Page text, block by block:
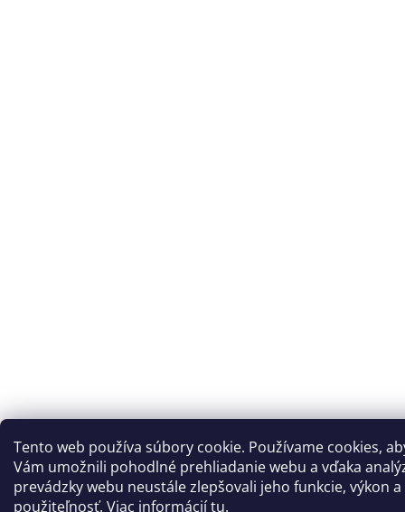
Tento web používa súbory cookie. Používame cookies,
Vám umožnili pohodlné prehliadanie webu a vďaka
prevádzky webu neustále zlepšovali jeho funkcie, výkon a
použiteľnosť. Viac informáciítu.